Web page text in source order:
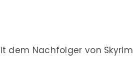
dem Nachfolger von Skyrim